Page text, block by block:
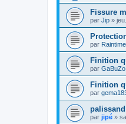
Fissure
par Jip »
par Raintime
Finition
par GaBuZo
Finition
par
par jipé »